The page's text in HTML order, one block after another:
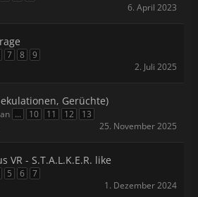
6. April 2023
7 8
9
2. Juli 2025
Gerüchte)
... 10 11 12
13
25. November 2025
VR - S.T.A.L.K.E.R. like
5 6
7
1. Dezember 2024